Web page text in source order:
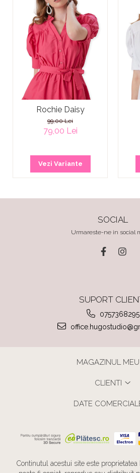
Rochie Daisy
99,00 Lei
79,00 Lei
Vezi Variante
SOCIAL
Urmareste-ne in social
SUPORT
0757368295
MAGAZINUL MEU
CLIENTI
DATE
Continutul acestui site este